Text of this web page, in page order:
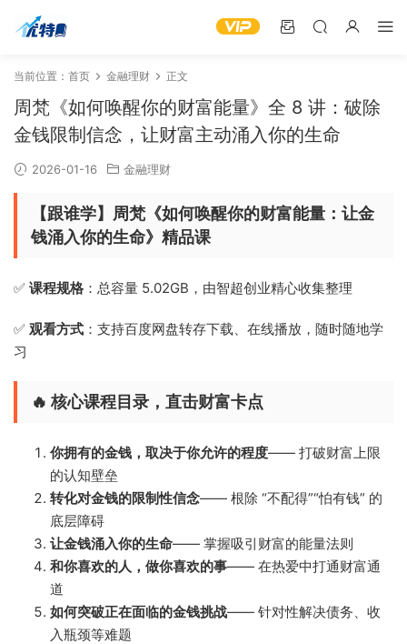
当前位置： 首页 金融理财 正文
周梵《如何唤醒你的财富能量》全 8 讲：破除
金钱限制信念，让财富主动涌入你的生命
2026-01-16 金融理财
【跟谁学】周梵《如何唤醒你的财富能量：让金
钱涌入你的生命》精品课
✅ 课程规格 ：总容量 5.02GB，由智超创业精心收集整理
✅ 观看方式 ：支持百度网盘转存下载、在线播放，随时随地学
习
🔥 核心课程目录，直击财富卡点
你拥有的金钱，取决于你允许的程度—— 打破财富上限
的认知壁垒
转化对金钱的限制性信念—— 根除 “不配得”“怕有钱” 的
底层障碍
让金钱涌入你的生命—— 掌握吸引财富的能量法则
和你喜欢的人，做你喜欢的事—— 在热爱中打通财富通
道
如何突破正在面临的金钱挑战—— 针对性解决债务、收
入瓶颈等难题